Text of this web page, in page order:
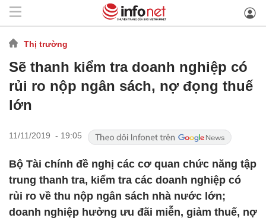
Thị trường
Sẽ thanh kiểm tra doanh nghiệp có
rủi ro nộp ngân sách, nợ đọng thuế
lớn
11/11/2019 - 19:05
Bộ Tài chính đề nghị các cơ quan chức năng tập
trung thanh tra, kiểm tra các doanh nghiệp có
rủi ro về thu nộp ngân sách nhà nước lớn;
doanh nghiệp hưởng ưu đãi miễn, giảm thuế, nợ